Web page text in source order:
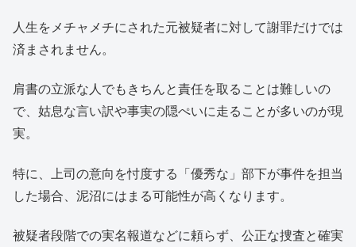
人生をメチャメチにされた元被疑者に対して謝罪だけでは
済まされません。
肩書の立派な人でもきちんと責任を取ることは難しいの
で、姑息な言い訳や事実の隠ぺいに走ることが多いのが現
実。
特に、上司の意向を忖度する「優秀な」部下が事件を担当
した場合、泥沼にはまる可能性が高くなります。
被疑者段階での実名報道などに頼らず、公正な捜査と確実